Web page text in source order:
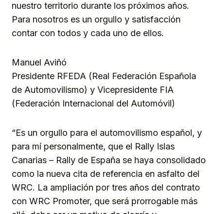
nuestro territorio durante los próximos años.
Para nosotros es un orgullo y satisfacción
contar con todos y cada uno de ellos.
Manuel Aviñó
Presidente RFEDA (Real Federación Española
de Automovilismo) y Vicepresidente FIA
(Federación Internacional del Automóvil)
“Es un orgullo para el automovilismo español, y
para mí personalmente, que el Rally Islas
Canarias – Rally de España se haya consolidado
como la nueva cita de referencia en asfalto del
WRC. La ampliación por tres años del contrato
con WRC Promoter, que será prorrogable más